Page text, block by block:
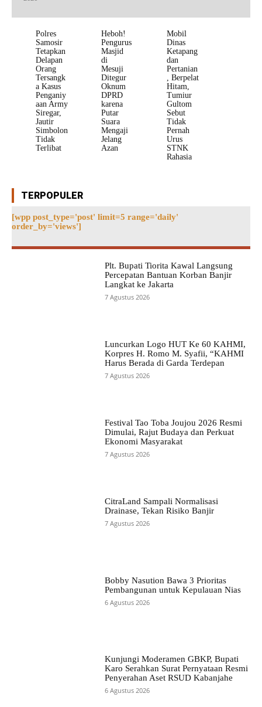
Polres
Samosir
Tetapkan
Delapan
Orang
Tersangk
a Kasus
Penganiy
aan Army
Siregar,
Jautir
Simbolon
Tidak
Terlibat
Heboh!
Pengurus
Masjid
di
Mesuji
Ditegur
Oknum
DPRD
karena
Putar
Suara
Mengaji
Jelang
Azan
Mobil
Dinas
Ketapang
dan
Pertanian
, Berpelat
Hitam,
Tumiur
Gultom
Sebut
Tidak
Pernah
Urus
STNK
Rahasia
TERPOPULER
[wpp post_type='post' limit=5 range='daily'
order_by='views']
Plt. Bupati Tiorita Kawal Langsung
Percepatan Bantuan Korban Banjir
Langkat ke Jakarta
7 Agustus 2026
Luncurkan Logo HUT Ke 60 KAHMI,
Korpres H. Romo M. Syafii, “KAHMI
Harus Berada di Garda Terdepan
7 Agustus 2026
Festival Tao Toba Joujou 2026 Resmi
Dimulai, Rajut Budaya dan Perkuat
Ekonomi Masyarakat
7 Agustus 2026
CitraLand Sampali Normalisasi
Drainase, Tekan Risiko Banjir
7 Agustus 2026
Bobby Nasution Bawa 3 Prioritas
Pembangunan untuk Kepulauan Nias
6 Agustus 2026
Kunjungi Moderamen GBKP, Bupati
Karo Serahkan Surat Pernyataan Resmi
Penyerahan Aset RSUD Kabanjahe
6 Agustus 2026